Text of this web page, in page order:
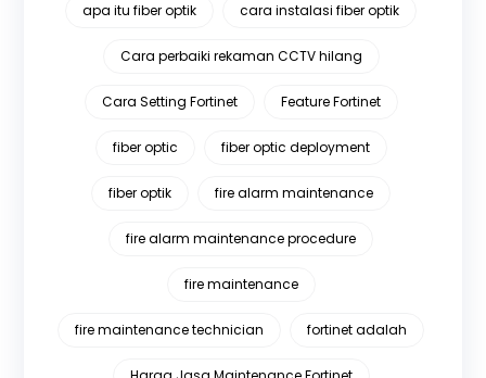
apa itu fiber optik cara instalasi fiber optik
Cara perbaiki rekaman CCTV hilang
Cara Setting Fortinet Feature Fortinet
fiber optic fiber optic deployment
fiber optik fire alarm maintenance
fire alarm maintenance procedure
fire maintenance
fire maintenance technician fortinet adalah